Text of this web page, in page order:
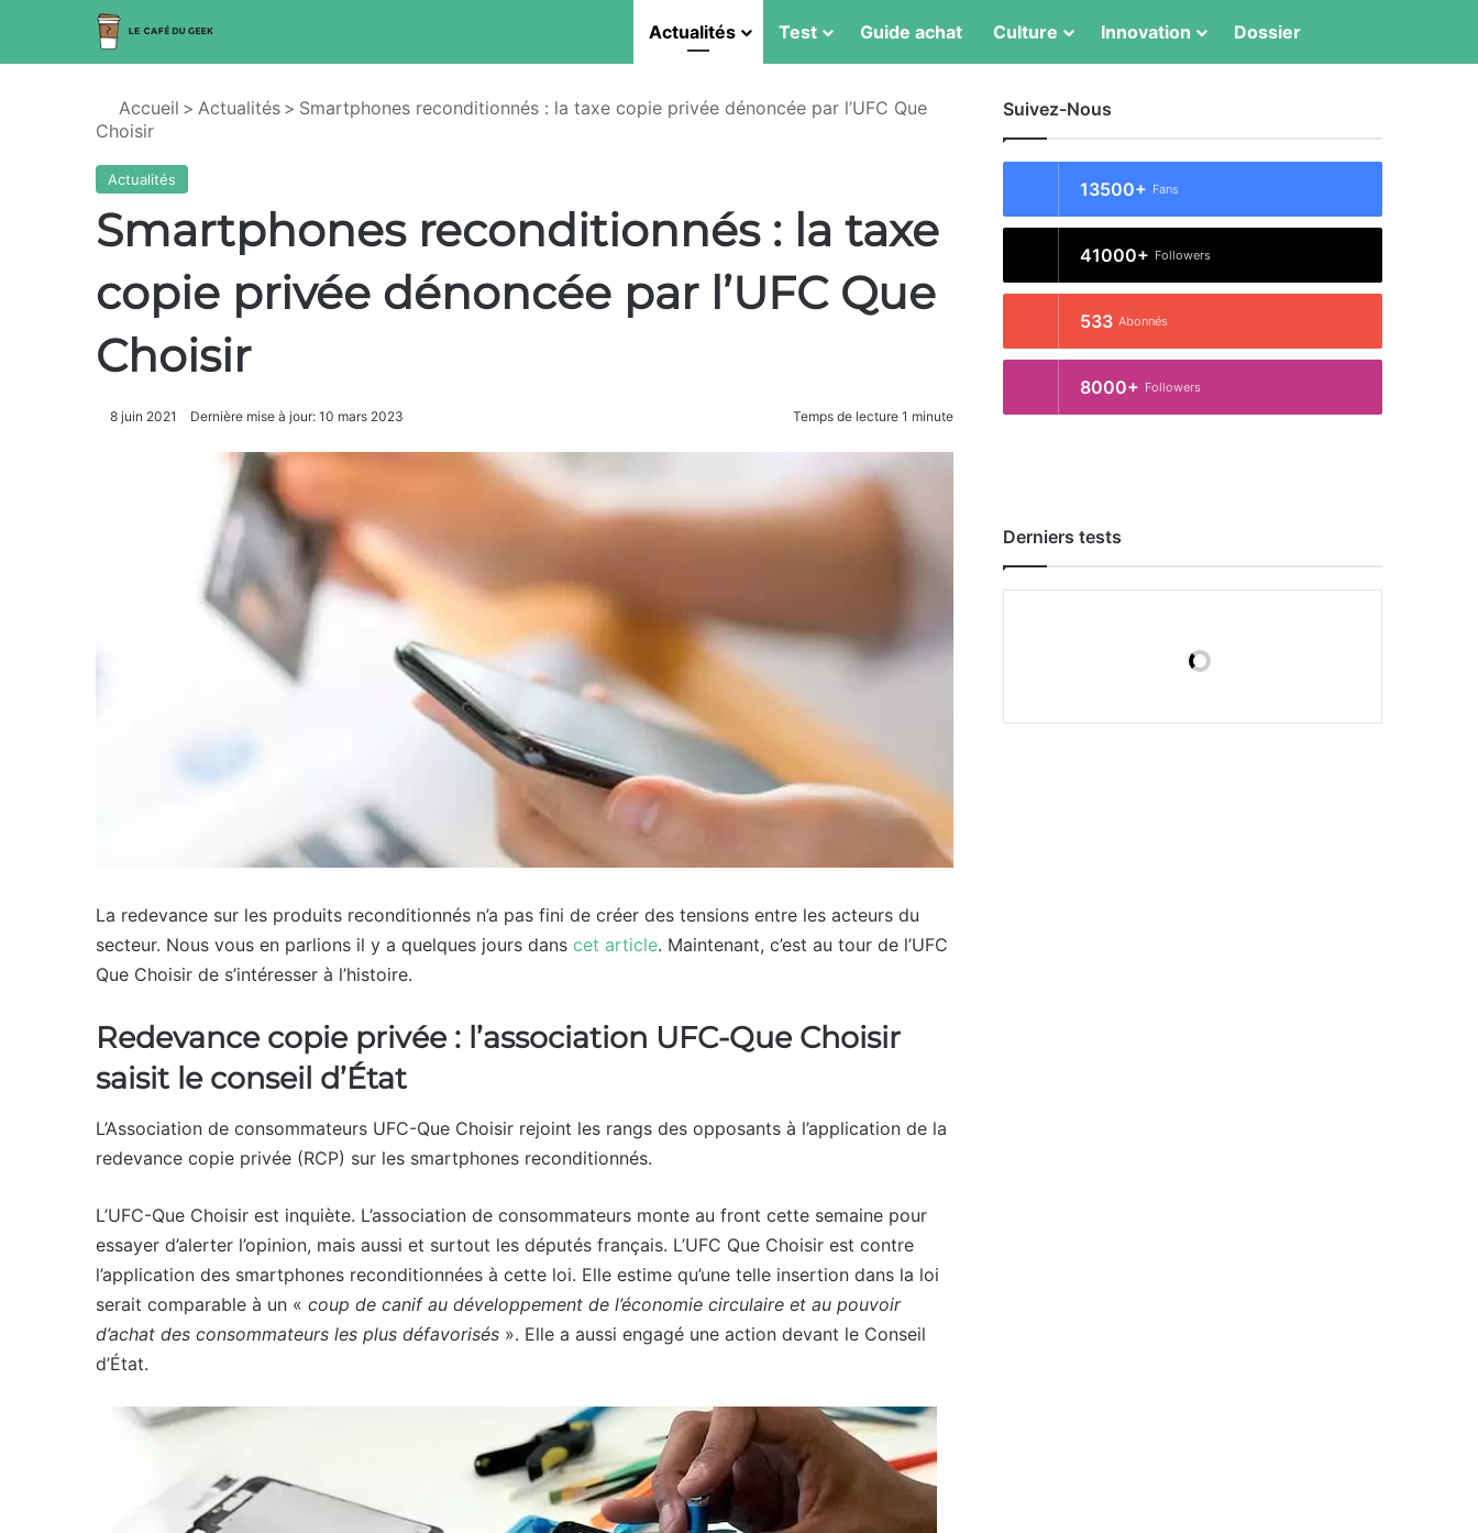
Actualités Test Guide achat Culture Innovation Dossier
Accueil > Actualités > Smartphones reconditionnés : la taxe copie privée dénoncée par l’UFC Que
Choisir
Actualités
Smartphones reconditionnés : la taxe
copie privée dénoncée par l’UFC Que
Choisir
8 juin 2021 Dernière mise à jour: 10 mars 2023 Temps de lecture 1 minute
La redevance sur les produits reconditionnés n’a pas fini de créer des tensions entre les acteurs du
secteur. Nous vous en parlions il y a quelques jours dans cet article. Maintenant, c’est au tour de l’UFC
Que Choisir de s’intéresser à l’histoire.
Redevance copie privée : l’association UFC-Que Choisir
saisit le conseil d’État
L’Association de consommateurs UFC-Que Choisir rejoint les rangs des opposants à l’application de la
redevance copie privée (RCP) sur les smartphones reconditionnés.
L’UFC-Que Choisir est inquiète. L’association de consommateurs monte au front cette semaine pour
essayer d’alerter l’opinion, mais aussi et surtout les députés français. L’UFC Que Choisir est contre
l’application des smartphones reconditionnées à cette loi. Elle estime qu’une telle insertion dans la loi
serait comparable à un « coup de canif au développement de l’économie circulaire et au pouvoir
d’achat des consommateurs les plus défavorisés ». Elle a aussi engagé une action devant le Conseil
d’État.
Suivez-Nous
13500+ Fans
41000+ Followers
533 Abonnés
8000+ Followers
Derniers tests